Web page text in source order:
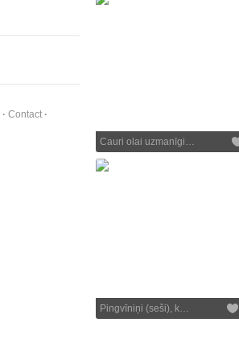
Contact
Cauri olai uzmanīgi…
Pingvīniņi (seši), k…